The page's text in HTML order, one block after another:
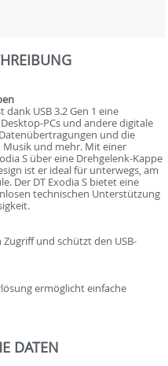
dank USB 3.2 Gen 1 eine
PCs und andere digitale
und die
Musik und mehr. Mit einer
S über eine Drehgelenk-Kappe
ist er ideal für unterwegs, am
Der DT Exodia S bietet eine
technischen Unterstützung
und schützt den USB-
ermöglicht einfache
DATEN